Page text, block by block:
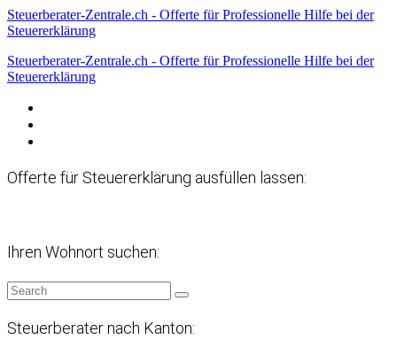
Steuerberater-Zentrale.ch - Offerte für Professionelle Hilfe bei der
Steuererklärung
Steuerberater-Zentrale.ch - Offerte für Professionelle Hilfe bei der
Steuererklärung
Offerte für Steuererklärung ausfüllen lassen:
Ihren Wohnort suchen:
Steuerberater nach Kanton: